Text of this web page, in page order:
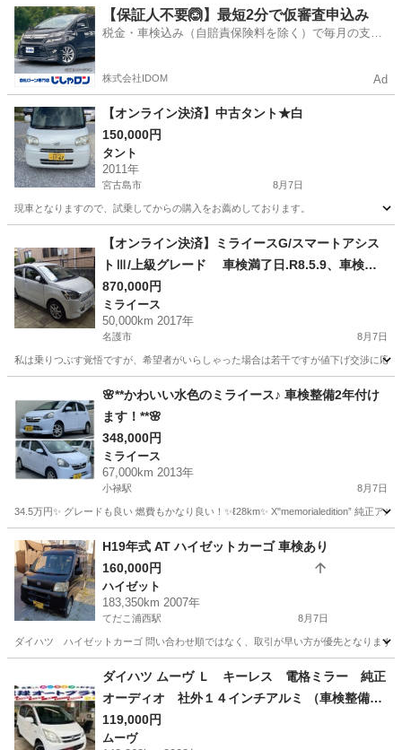
沖縄 中頭郡 タント
【保証人不要🙆】最短2分で仮審査申込み
税金・車検込み（自賠責保険料を除く）で毎月の支払
株式会社IDOM Ad
【オンライン決済】中古タント★白
150,000円
タント
2011年
宮古島市 8月7日
現車となりますので、試乗してからの購入をお薦めしております。
タント
【オンライン決済】ミライースG/スマートアシス
トⅢ/上級グレード 車検満了日.R8.5.9、車検予
約。
870,000円
ミライース
50,000km 2017年
名護市 8月7日
私は乗りつぶす覚悟ですが、希望者がいらしゃった場合は若干ですが値下げ交渉に応
ミライース ハイビーム
🌸**かわいい水色のミライース♪ 車検整備2年付け
ます！**🌸
348,000円
ミライース
67,000km 2013年
小禄駅 8月7日
34.5万円✨ グレードも良い 燃費もかなり良い！✨ℓ28km✨ X"memorialedition” 純
沖縄 豊見城市 小禄駅 ミライース
H19年式 AT ハイゼットカーゴ 車検あり
160,000円
ハイゼット
183,350km 2007年
てだこ浦西駅 8月7日
ダイハツ ハイゼットカーゴ 問い合わせ順ではなく、取引が早い方が優先となります
てだこ浦西駅 ハイゼット ハイゼットカーゴ
ダイハツ ムーヴ Ｌ キーレス 電格ミラー 純正
オーディオ 社外１４インチアルミ （車検整備
付）
119,000円
ムーヴ